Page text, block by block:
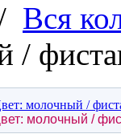
Вся
/
молочный /